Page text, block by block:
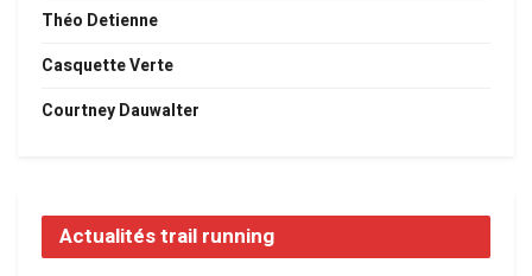
Théo Detienne
Casquette Verte
Courtney Dauwalter
Actualités trail running